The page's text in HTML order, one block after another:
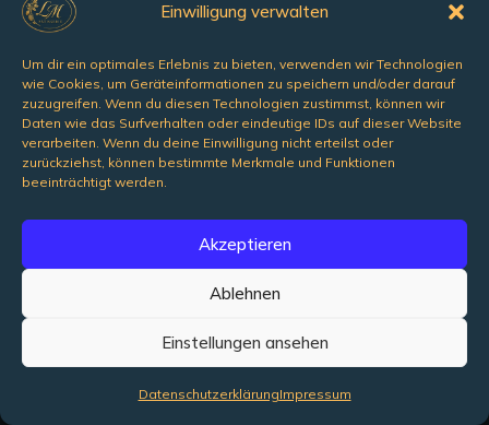
Einwilligung verwalten
Um dir ein optimales Erlebnis zu bieten, verwenden wir Technologien
wie Cookies, um Geräteinformationen zu speichern und/oder darauf
zuzugreifen. Wenn du diesen Technologien zustimmst, können wir
Daten wie das Surfverhalten oder eindeutige IDs auf dieser Website
verarbeiten. Wenn du deine Einwilligung nicht erteilst oder
zurückziehst, können bestimmte Merkmale und Funktionen
beeinträchtigt werden.
Akzeptieren
Ablehnen
Einstellungen ansehen
DatenschutzerklärungImpressum
1.4 LinkedIn Plugin
LinkedIn. Anbieter ist die LinkedIn Corporation, 2029
Stierlin Court, Mountain View, CA 94043, USA
(„LinkedIn“). Wir verhindern die unbewusste und
ungewollte Erfassung und Übertragung von
personenbezogenen Daten an den Dienstanbieter durch
eine 2-Klick-Lösung. Um das Social Plugin zu aktivieren,
muss der Nutzer auf die Schaltfläche klicken. Erst durch
diesen Klick wird die Erfassung von personenbezogenen
Informationen und deren Weitergabe an den
Dienstanbieter ausgelöst. Wir weisen darauf hin, dass wir
als Betreiber der Website keine Kenntnis vom Inhalt der
übermittelten Daten sowie deren Nutzung durch LinkedIn